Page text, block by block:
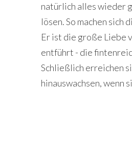
natürlich alles wieder
lösen. So machen sich
Er ist die große Liebe
entführt - die
Schließlich erreichen
hinauswachsen, wenn